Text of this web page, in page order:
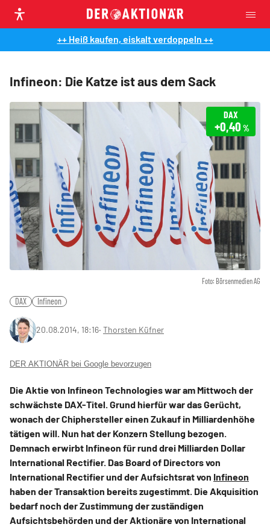
++ Heiß kaufen, eiskalt verdoppeln ++
Infineon: Die Katze ist aus dem Sack
Foto: Börsenmedien AG
DAX
+0,40 %
DAX Infineon
20.08.2014, 18:16‧ Thorsten Küfner
DER AKTIONÄR bei Google bevorzugen
Die Aktie von Infineon Technologies war am Mittwoch der
schwächste DAX-Titel. Grund hierfür war das Gerücht,
wonach der Chiphersteller einen Zukauf in Milliardenhöhe
tätigen will. Nun hat der Konzern Stellung bezogen.
Demnach erwirbt Infineon für rund drei Milliarden Dollar
International Rectifier. Das Board of Directors von
International Rectifier und der Aufsichtsrat von Infineon
haben der Transaktion bereits zugestimmt. Die Akquisition
bedarf noch der Zustimmung der zuständigen
Aufsichtsbehörden und der Aktionäre von International